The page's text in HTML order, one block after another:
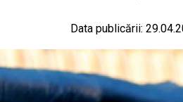
Data publicării: